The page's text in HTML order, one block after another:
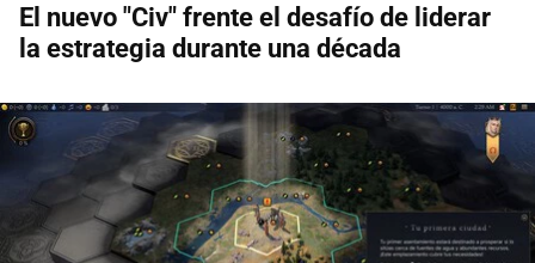
El nuevo "Civ" frente el desafío de liderar
la estrategia durante una década